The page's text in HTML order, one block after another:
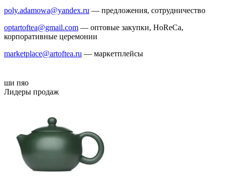
poly.adamowa@yandex.ru — предложения, сотрудничество
optartoftea@gmail.com — оптовые закупки, HoReCa,
корпоративные церемонии
marketplace@artoftea.ru — маркетплейсы
ши пяо
Лидеры продаж